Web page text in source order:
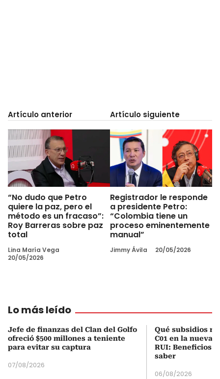
Artículo anterior
“No dudo que Petro
quiere la paz, pero el
método es un fracaso”:
Roy Barreras sobre paz
total
Lina María Vega
20/05/2026
Artículo siguiente
Registrador le responde
a presidente Petro:
“Colombia tiene un
proceso eminentemente
manual”
Jimmy Ávila 20/05/2026
Lo más leído
Jefe de finanzas del Clan del Golfo
ofreció $500 millones a teniente
para evitar su captura
07/08/2026
Qué subsidios
C01 en la nueva
RUI: Beneficios
saber
06/08/2026